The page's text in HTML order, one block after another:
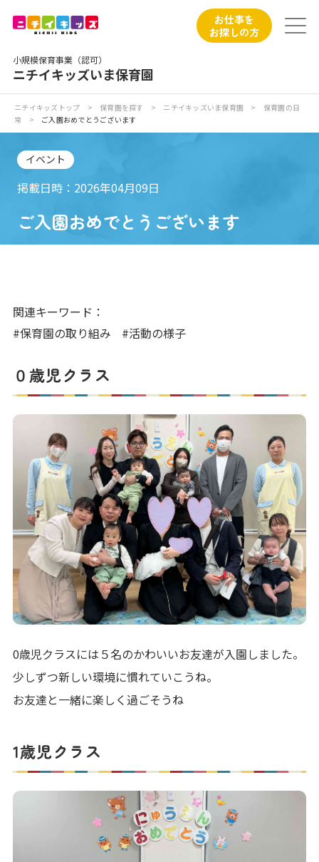
小規模保育事業（認可）
ニチイキッズいま保育園
お仕事を
お探しの方
ニチイが大切にしていること
お食事
入園の概要
写真販売サービス
各種書類
よくあるご質問
保育園に関するお問い合わせ
プライバシーポリシー サイトのご利用について
サイトマップ ニチイ学館オフィシャルサイト
ニチイキッズトップ > 保育園を探す > ニチイキッズいま保育園 >
保育園の日
常
> ご入園おめでとうございます
イベント
掲載日時：2026年04月09日
ご入園おめでとうございます
関連キーワード：
#保育園の取り組み
#活動の様子
０歳児クラス
0歳児クラスには５名のかわいいお友達が入園しました。
少しずつ新しい環境に慣れていこうね。
お友達と一緒に楽しく過ごそうね
1歳児クラス